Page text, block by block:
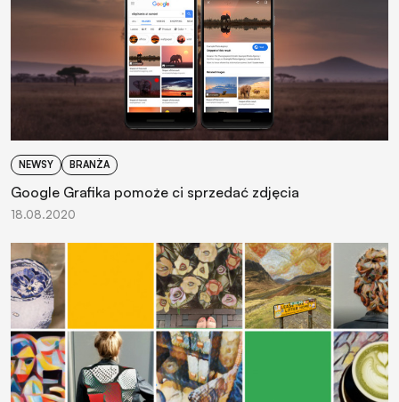
NEWSY BRANŻA
Google Grafika pomoże ci sprzedać zdjęcia
18.08.2020